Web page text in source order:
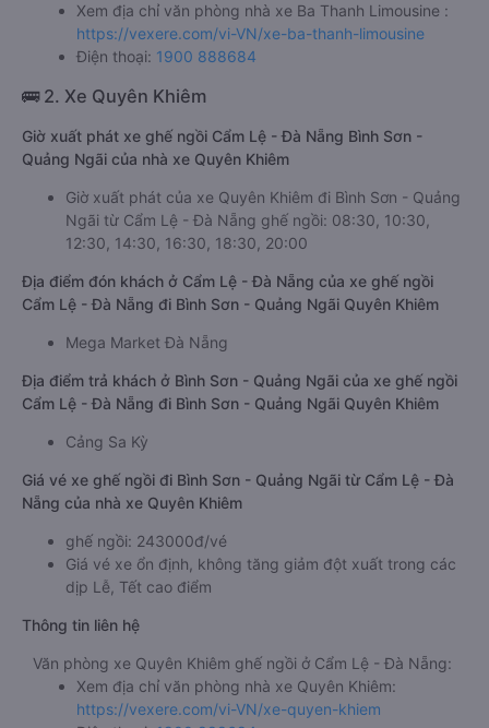
Xem địa chỉ văn phòng nhà xe Ba Thanh Limousine :
https://vexere.com/vi-VN/xe-ba-thanh-limousine
Điện thoại: 1900 888684
🚌 2. Xe Quyên Khiêm
Giờ xuất phát xe ghế ngồi Cẩm Lệ - Đà Nẵng Bình Sơn -
Quảng Ngãi của nhà xe Quyên Khiêm
Giờ xuất phát của xe Quyên Khiêm đi Bình Sơn - Quảng
Ngãi từ Cẩm Lệ - Đà Nẵng ghế ngồi: 08:30, 10:30,
12:30, 14:30, 16:30, 18:30, 20:00
Địa điểm đón khách ở Cẩm Lệ - Đà Nẵng của xe ghế ngồi
Cẩm Lệ - Đà Nẵng đi Bình Sơn - Quảng Ngãi Quyên Khiêm
Mega Market Đà Nẵng
Địa điểm trả khách ở Bình Sơn - Quảng Ngãi của xe ghế ngồi
Cẩm Lệ - Đà Nẵng đi Bình Sơn - Quảng Ngãi Quyên Khiêm
Cảng Sa Kỳ
Giá vé xe ghế ngồi đi Bình Sơn - Quảng Ngãi từ Cẩm Lệ - Đà
Nẵng của nhà xe Quyên Khiêm
ghế ngồi: 243000đ/vé
Giá vé xe ổn định, không tăng giảm đột xuất trong các
dịp Lễ, Tết cao điểm
Thông tin liên hệ
Văn phòng xe Quyên Khiêm ghế ngồi ở Cẩm Lệ - Đà Nẵng:
Xem địa chỉ văn phòng nhà xe Quyên Khiêm:
https://vexere.com/vi-VN/xe-quyen-khiem